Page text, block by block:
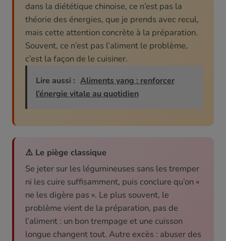
dans la diététique chinoise, ce n’est pas la
théorie des énergies, que je prends avec recul,
mais cette attention concrète à la préparation.
Souvent, ce n’est pas l’aliment le problème,
c’est la façon de le cuisiner.
Lire aussi : Aliments yang : renforcer
l’énergie vitale au quotidien
⚠️ Le piège classique
Se jeter sur les légumineuses sans les tremper
ni les cuire suffisamment, puis conclure qu’on «
ne les digère pas ». Le plus souvent, le
problème vient de la préparation, pas de
l’aliment : un bon trempage et une cuisson
longue changent tout. Autre excès : abuser des